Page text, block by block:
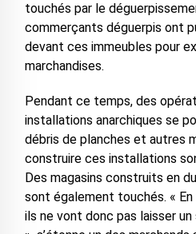
touchés par le
commerçants déguerpis ont
devant ces immeubles pour
marchandises.
Pendant ce temps, des
installations anarchiques se
débris de planches et autres
construire ces installations
Des magasins construits en
sont également touchés. «
ils ne vont donc pas laisser